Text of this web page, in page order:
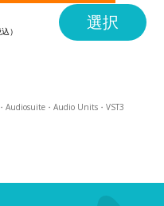
選択
Audiosuite・Audio Units・VST3